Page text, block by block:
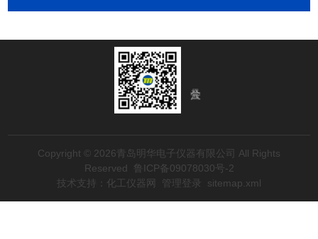
Copyright © 2026青岛明华电子仪器有限公司 All Rights
Reserved 鲁ICP备09078030号-2
技术支持： 化工仪器网 管理登录 sitemap.xml